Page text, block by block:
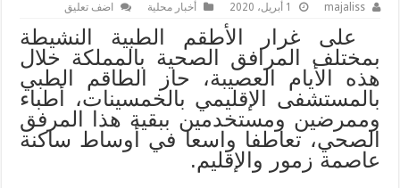
majaliss 1 أبريل، 2020 أخبار محلية اضف تعليق
على غرار الأطقم الطبية النشيطة
بمختلف المرافق الصحية بالمملكة خلال
هذه الأيام العصيبة، حاز الطاقم الطبي
بالمستشفى الإقليمي بالخمسينات، أطباء
وممرضين ومستخدمين ببقية هذا المرفق
الصحي، تعاطفا واسعا في أوساط ساكنة
عاصمة زمور والإقليم.